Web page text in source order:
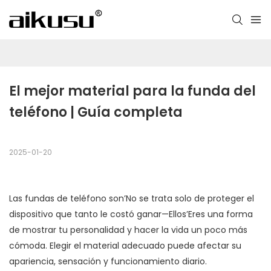
El mejor material para la funda del
teléfono | Guía completa
2025-01-20
Las fundas de teléfono son’No se trata solo de proteger el
dispositivo que tanto le costó ganar—Ellos’Eres una forma
de mostrar tu personalidad y hacer la vida un poco más
cómoda. Elegir el material adecuado puede afectar su
apariencia, sensación y funcionamiento diario.